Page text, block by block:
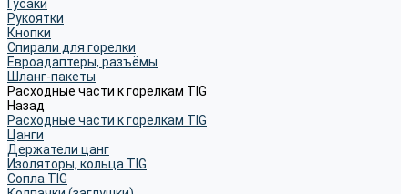
Гусаки
Рукоятки
Кнопки
Спирали для горелки
Евроадаптеры, разъёмы
Шланг-пакеты
Расходные части к горелкам TIG
Назад
Расходные части к горелкам TIG
Цанги
Держатели цанг
Изоляторы, кольца TIG
Сопла TIG